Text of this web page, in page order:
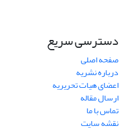
دسترسی سریع
صفحه اصلی
درباره نشریه
اعضای هیات تحریریه
ارسال مقاله
تماس با ما
نقشه سایت